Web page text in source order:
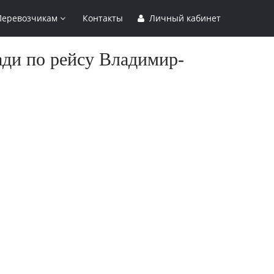
Контакты Личный кабинет
по рейсу Владимир-